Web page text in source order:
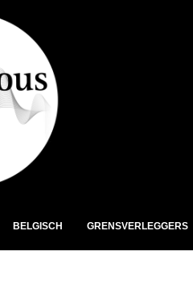
BELGISCH GRENSVERLEGGERS